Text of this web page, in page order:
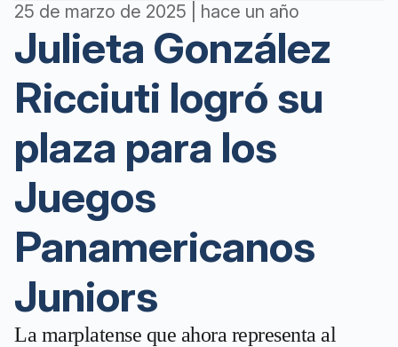
25 de marzo de 2025 | hace un año
Julieta González
Ricciuti logró su
plaza para los
Juegos
Panamericanos
Juniors
La marplatense que ahora representa al